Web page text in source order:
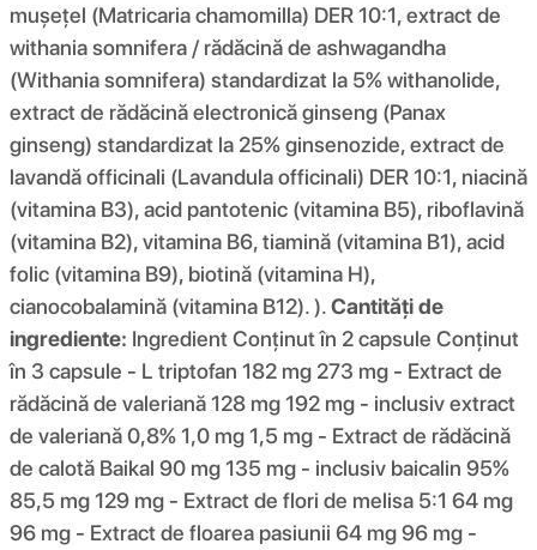
mușețel (Matricaria chamomilla) DER 10:1, extract de
withania somnifera / rădăcină de ashwagandha
(Withania somnifera) standardizat la 5% withanolide,
extract de rădăcină electronică ginseng (Panax
ginseng) standardizat la 25% ginsenozide, extract de
lavandă officinali (Lavandula officinali) DER 10:1, niacină
(vitamina B3), acid pantotenic (vitamina B5), riboflavină
(vitamina B2), vitamina B6, tiamină (vitamina B1), acid
folic (vitamina B9), biotină (vitamina H),
cianocobalamină (vitamina B12). ).Cantități de
ingrediente: Ingredient Conținut în 2 capsule Conținut
în 3 capsule - L triptofan 182 mg 273 mg - Extract de
rădăcină de valeriană 128 mg 192 mg - inclusiv extract
de valeriană 0,8% 1,0 mg 1,5 mg - Extract de rădăcină
de calotă Baikal 90 mg 135 mg - inclusiv baicalin 95%
85,5 mg 129 mg - Extract de flori de melisa 5:1 64 mg
96 mg - Extract de floarea pasiunii 64 mg 96 mg -